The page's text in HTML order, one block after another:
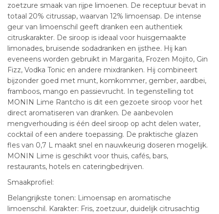
zoetzure smaak van rijpe limoenen. De receptuur bevat in
totaal 20% citrussap, waarvan 12% limoensap. De intense
geur van limoenschil geeft dranken een authentiek
citruskarakter. De siroop is ideaal voor huisgemaakte
limonades, bruisende sodadranken en ijsthee. Hij kan
eveneens worden gebruikt in Margarita, Frozen Mojito, Gin
Fizz, Vodka Tonic en andere mixdranken. Hij combineert
bijzonder goed met munt, komkommer, gember, aardbei,
framboos, mango en passievrucht. In tegenstelling tot
MONIN Lime Rantcho is dit een gezoete siroop voor het
direct aromatiseren van dranken. De aanbevolen
mengverhouding is één deel siroop op acht delen water,
cocktail of een andere toepassing. De praktische glazen
fles van 0,7 L maakt snel en nauwkeurig doseren mogelijk.
MONIN Lime is geschikt voor thuis, cafés, bars,
restaurants, hotels en cateringbedrijven.
Smaakprofiel:
Belangrijkste tonen: Limoensap en aromatische
limoenschil. Karakter: Fris, zoetzuur, duidelijk citrusachtig